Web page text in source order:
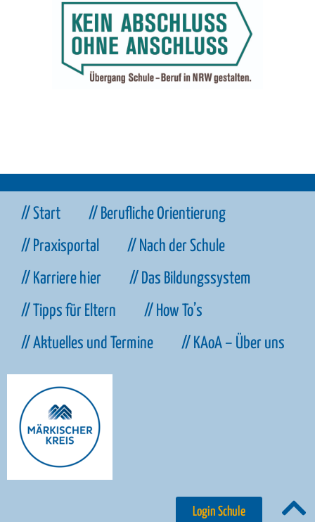
// Start
// Berufliche Orientierung
// Praxisportal
// Nach der Schule
// Karriere hier
// Das Bildungssystem
// Tipps für Eltern
// How To’s
// Aktuelles und Termine
// KAoA – Über uns
Login Schule